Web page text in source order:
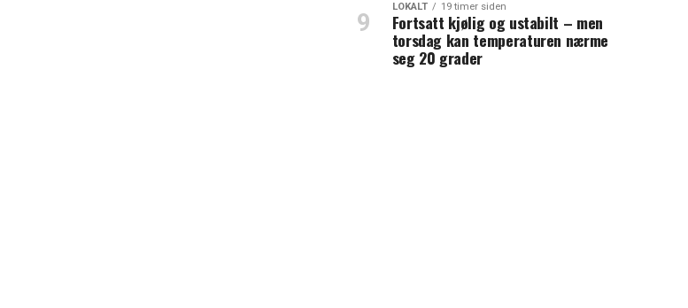
LOKALT 19 timer siden
Fortsatt kjølig og ustabilt – men
torsdag kan temperaturen nærme
seg 20 grader